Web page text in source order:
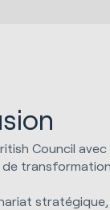
Council
de